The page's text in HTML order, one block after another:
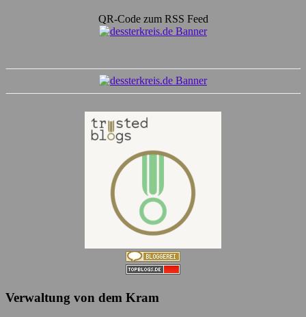
QR-Code zum RSS Feed
Verwaltung von dem Kram